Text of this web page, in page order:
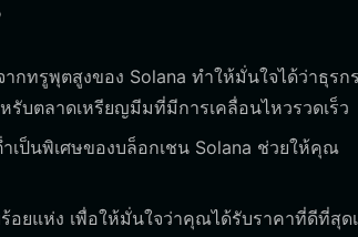
กทรูพุตสูงของ Solana ทำให้มั่นใจได้ว่าธุรก
บตลาดเหรียญมีมที่มีการเคลื่อนไหวรวดเร็ว
เป็นพิเศษของบล็อกเชน Solana ช่วยให้คุณ
อยแห่ง เพื่อให้มั่นใจว่าคุณได้รับราคาที่ดีที่สุด